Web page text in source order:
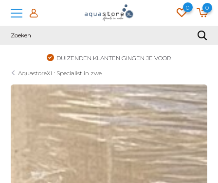
0 0
DUIZENDEN KLANTEN GINGEN JE VOOR
AquastoreXL: Specialist in zwe...